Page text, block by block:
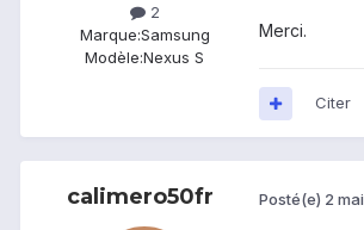
2
Marque:Samsung
Modèle:Nexus S
Merci.
Citer
calimero50fr Posté(e) 2